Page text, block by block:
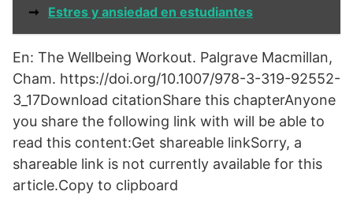
➞ Estres y ansiedad en estudiantes
En: The Wellbeing Workout. Palgrave Macmillan,
Cham. https://doi.org/10.1007/978-3-319-92552-
3_17Download citationShare this chapterAnyone
you share the following link with will be able to
read this content:Get shareable linkSorry, a
shareable link is not currently available for this
article.Copy to clipboard